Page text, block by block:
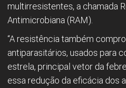
multirresistentes, a chamada
Antimicrobiana (RAM).
“A resistência também
antiparasitários, usados para
estrela, principal vetor da
essa redução da eficácia dos